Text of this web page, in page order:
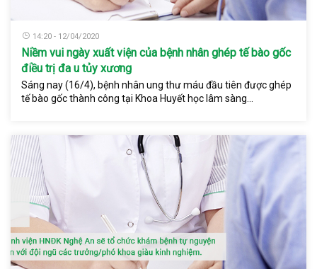
14:20 - 12/04/2020
Niềm vui ngày xuất viện của bệnh nhân ghép tế bào gốc
điều trị đa u tủy xương
Sáng nay (16/4), bệnh nhân ung thư máu đầu tiên được ghép
tế bào gốc thành công tại Khoa Huyết học lâm sàng...